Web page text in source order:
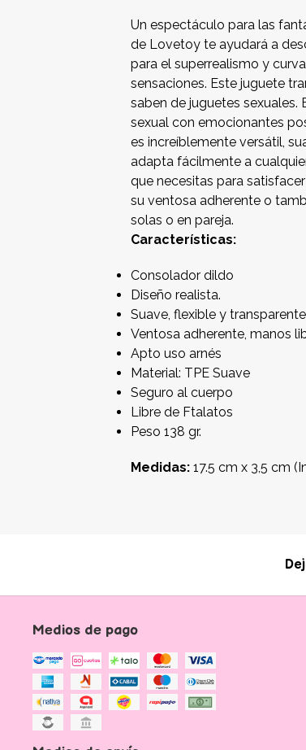
Un espectáculo para las
de Lovetoy te ayudará a
para el superrealismo y
sensaciones. Este juguete
saben de juguetes sexuales.
sexual con emocionantes
es increíblemente versátil,
adapta fácilmente a
que necesitas para
su ventosa adherente o
solas o en pareja.
Características:
Consolador dildo
Diseño realista.
Suave, flexible y transparente
Ventosa adherente, manos
Apto uso arnés
Material: TPE Suave
Seguro al cuerpo
Libre de Ftalatos
Peso 138 gr.
Medidas: 17.5 cm x 3,5 cm
Medios de pago